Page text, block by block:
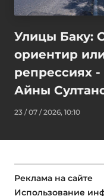
Улицы Баку:
ориентир
репрессиях
Айны
23 / 07 / 2026, 10:10
Реклама на сайте
Использование